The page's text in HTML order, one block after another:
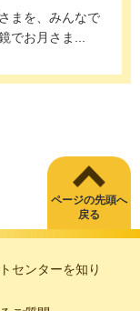
まを、みんなで
でお月さま...
ページの先頭へ
戻る
センターを知り